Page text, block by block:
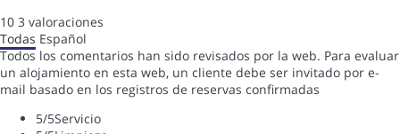
10 3 valoraciones
Todas Español
Todos los comentarios han sido revisados por la web. Para evaluar
un alojamiento en esta web, un cliente debe ser invitado por e-
mail basado en los registros de reservas confirmadas
5/5Servicio